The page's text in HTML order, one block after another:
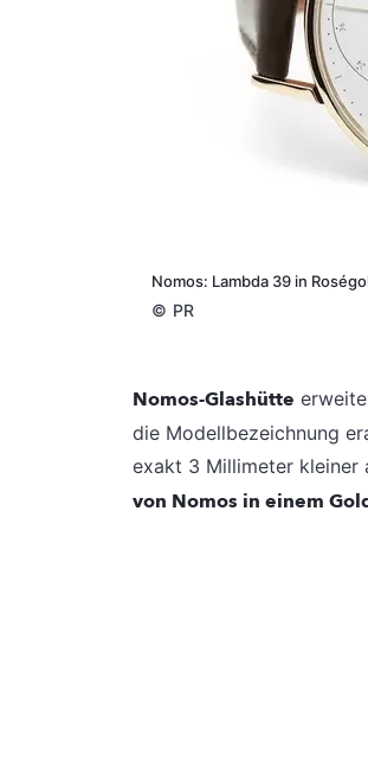
Nomos: Lambda 39 in
© PR
Nomos-Glashütte
die Modellbezeichnung
exakt 3 Millimeter kleiner
von Nomos in einem